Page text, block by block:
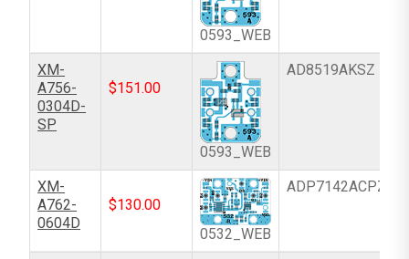
0593_WEB
XM-
A756-
0304D-
SP
$151.00
0593_WEB
AD8519AKSZ
XM-
A762-
0604D
$130.00
0532_WEB
ADP7142ACPZN-